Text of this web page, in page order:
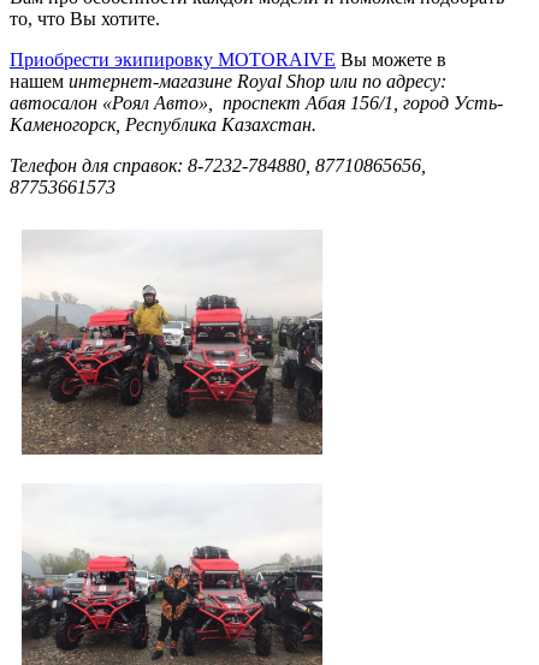
то, что Вы хотите.
Приобрести экипировку MOTORAIVE Вы можете в
нашем интернет-магазине Royal Shop или по адресу:
автосалон «Роял Авто», проспект Абая 156/1, город Усть-
Каменогорск, Республика Казахстан.
Телефон для справок: 8-7232-784880, 87710865656,
87753661573